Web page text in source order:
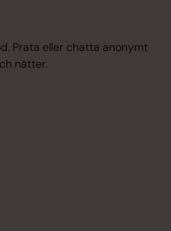
Prata eller chatta anonymt
nätter.